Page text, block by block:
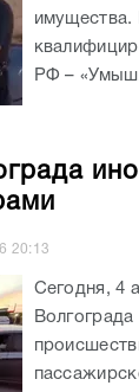
имущества.
РФ –
20:13
Сегодня, 4